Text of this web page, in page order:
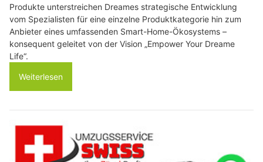
Produkte unterstreichen Dreames strategische Entwicklung
vom Spezialisten für eine einzelne Produktkategorie hin zum
Anbieter eines umfassenden Smart-Home-Ökosystems –
konsequent geleitet von der Vision „Empower Your Dreame
Life“.
Weiterlesen